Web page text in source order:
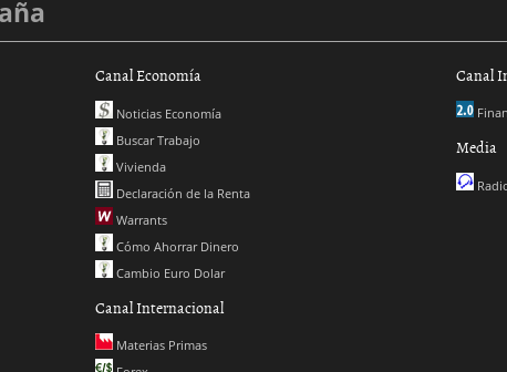
Canal Economía
Noticias Economía
Buscar Trabajo
Vivienda
Declaración de la Renta
Warrants
Cómo Ahorrar Dinero
Cambio Euro Dolar
Canal Internacional
Materias Primas
Canal
Media